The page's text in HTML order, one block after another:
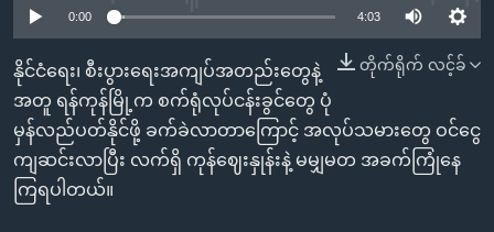
စာမျက်နှာ
သို့
ကျော်
ကြည့်
ရန်
ဗွီအိုအေ လူမှုကွန်ယက်များ
0:00 4:03
တိုက်ရိုက် လင့်ခ်
နိုင်ငံရေး၊ စီးပွားရေးအကျပ်အတည်းတွေနဲ့
အတူ ရန်ကုန်မြို့က စက်ရုံလုပ်ငန်းခွင်တွေ ပုံ
မှန်လည်ပတ်နိုင်ဖို့ ခက်ခဲလာတာကြောင့် အလုပ်သမားတွေ ဝင်ငွေ
ကျဆင်းလာပြီး လက်ရှိ ကုန်ဈေးနှုန်းနဲ့ မမျှမတ အခက်ကြုံနေ
ကြရပါတယ်။